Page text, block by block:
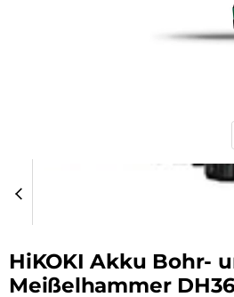
HiKOKI Akku Bohr-
Meißelhammer